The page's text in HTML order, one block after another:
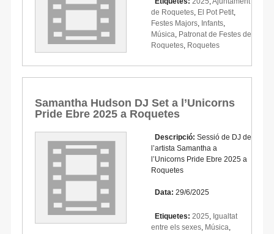
de Roquetes El Pot Petit
Festes Majors Infants
Música Patronat de Festes de
Roquetes Roquetes
Samantha Hudson DJ Set a l’Unicorns
Pride Ebre 2025 a Roquetes
Descripció: Sessió de DJ de
l’artista Samantha a
l’Unicorns Pride Ebre 2025 a
Roquetes
Data: 29/6/2025
Etiquetes: 2025 Igualtat
entre els sexes Música